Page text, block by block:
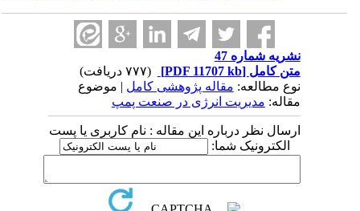
نشریه شماره 47
متن کامل[PDF 11707 kb]
نوع مطالعه:مقاله پژوهشی کامل| موضوع
مقاله:مدیریت انرژی در صنعت پمپ
ارسال نظر درباره این مقاله : نام کاربری یا پست
الکترونیک شما: